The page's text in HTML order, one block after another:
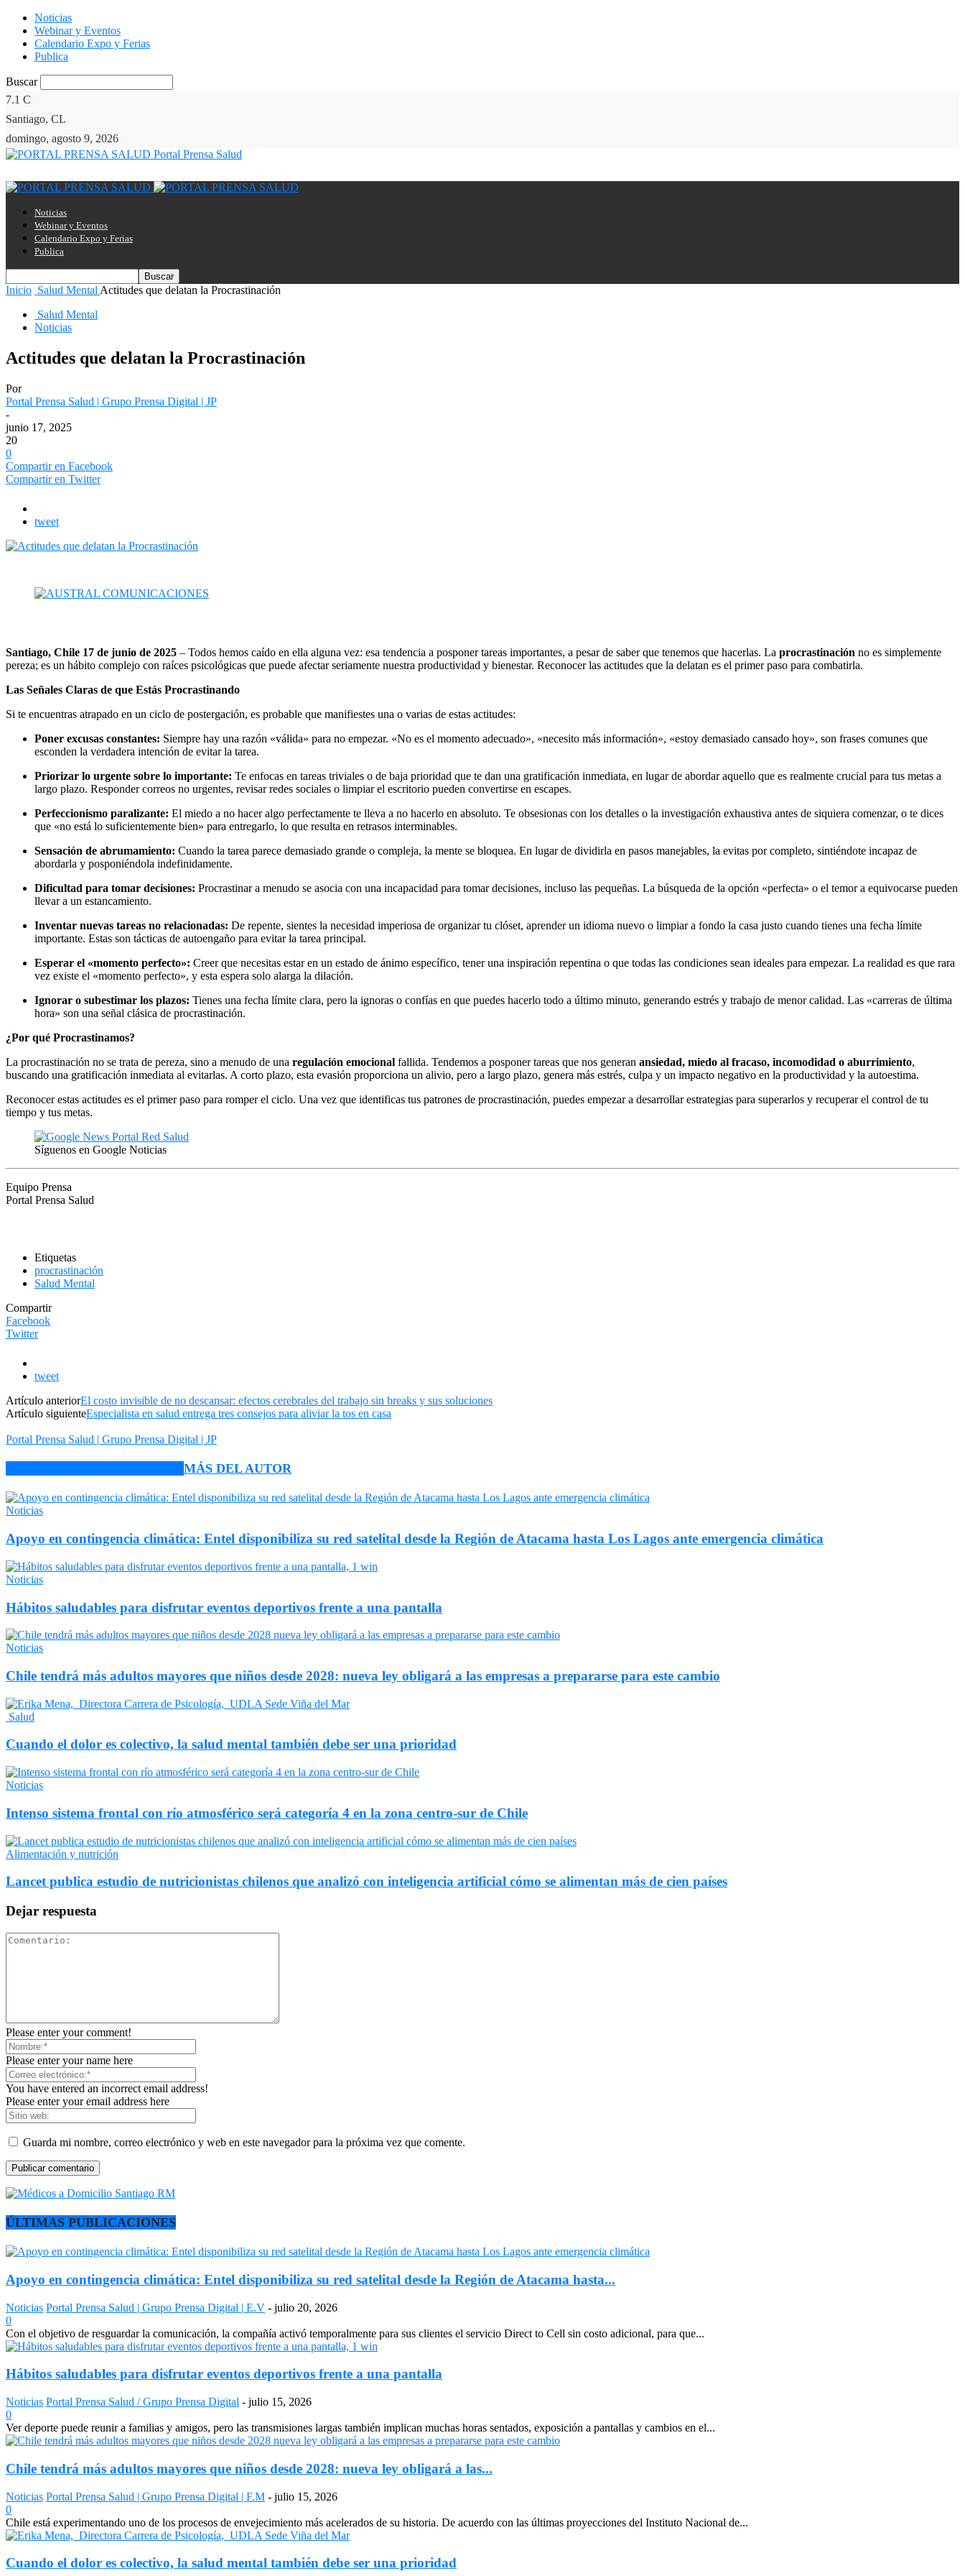
Noticias
Webinar y Eventos
Calendario Expo y Ferias
Publica
Buscar
7.1 C
Santiago, CL
domingo, agosto 9, 2026
Portal Prensa Salud
Noticias
Webinar y Eventos
Calendario Expo y Ferias
Publica
Inicio Salud Mental Actitudes que delatan la Procrastinación
Salud Mental
Noticias
Actitudes que delatan la Procrastinación
Por
Portal Prensa Salud | Grupo Prensa Digital | JP
-
junio 17, 2025
20
0
Compartir en Facebook
Compartir en Twitter
tweet
Santiago, Chile 17 de junio de 2025 – Todos hemos caído en ella alguna vez: esa tendencia a posponer tareas importantes, a pesar de saber que tenemos que hacerlas. La procrastinación no es simplemente
pereza; es un hábito complejo con raíces psicológicas que puede afectar seriamente nuestra productividad y bienestar. Reconocer las actitudes que la delatan es el primer paso para combatirla.
Las Señales Claras de que Estás Procrastinando
Si te encuentras atrapado en un ciclo de postergación, es probable que manifiestes una o varias de estas actitudes:
Poner excusas constantes: Siempre hay una razón «válida» para no empezar. «No es el momento adecuado», «necesito más información», «estoy demasiado cansado hoy», son frases comunes que
esconden la verdadera intención de evitar la tarea.
Priorizar lo urgente sobre lo importante: Te enfocas en tareas triviales o de baja prioridad que te dan una gratificación inmediata, en lugar de abordar aquello que es realmente crucial para tus metas a
largo plazo. Responder correos no urgentes, revisar redes sociales o limpiar el escritorio pueden convertirse en escapes.
Perfeccionismo paralizante: El miedo a no hacer algo perfectamente te lleva a no hacerlo en absoluto. Te obsesionas con los detalles o la investigación exhaustiva antes de siquiera comenzar, o te dices
que «no está lo suficientemente bien» para entregarlo, lo que resulta en retrasos interminables.
Sensación de abrumamiento: Cuando la tarea parece demasiado grande o compleja, la mente se bloquea. En lugar de dividirla en pasos manejables, la evitas por completo, sintiéndote incapaz de
abordarla y posponiéndola indefinidamente.
Dificultad para tomar decisiones: Procrastinar a menudo se asocia con una incapacidad para tomar decisiones, incluso las pequeñas. La búsqueda de la opción «perfecta» o el temor a equivocarse pueden
llevar a un estancamiento.
Inventar nuevas tareas no relacionadas: De repente, sientes la necesidad imperiosa de organizar tu clóset, aprender un idioma nuevo o limpiar a fondo la casa justo cuando tienes una fecha límite
importante. Estas son tácticas de autoengaño para evitar la tarea principal.
Esperar el «momento perfecto»: Creer que necesitas estar en un estado de ánimo específico, tener una inspiración repentina o que todas las condiciones sean ideales para empezar. La realidad es que rara
vez existe el «momento perfecto», y esta espera solo alarga la dilación.
Ignorar o subestimar los plazos: Tienes una fecha límite clara, pero la ignoras o confías en que puedes hacerlo todo a último minuto, generando estrés y trabajo de menor calidad. Las «carreras de última
hora» son una señal clásica de procrastinación.
¿Por qué Procrastinamos?
La procrastinación no se trata de pereza, sino a menudo de una regulación emocional fallida. Tendemos a posponer tareas que nos generan ansiedad, miedo al fracaso, incomodidad o aburrimiento,
buscando una gratificación inmediata al evitarlas. A corto plazo, esta evasión proporciona un alivio, pero a largo plazo, genera más estrés, culpa y un impacto negativo en la productividad y la autoestima.
Reconocer estas actitudes es el primer paso para romper el ciclo. Una vez que identificas tus patrones de procrastinación, puedes empezar a desarrollar estrategias para superarlos y recuperar el control de tu
tiempo y tus metas.
Síguenos en Google Noticias
Equipo Prensa
Portal Prensa Salud
Etiquetas
procrastinación
Salud Mental
Compartir
Facebook
Twitter
tweet
Artículo anteriorEl costo invisible de no descansar: efectos cerebrales del trabajo sin breaks y sus soluciones
Artículo siguienteEspecialista en salud entrega tres consejos para aliviar la tos en casa
Portal Prensa Salud | Grupo Prensa Digital | JP
MÁS DEL AUTOR
Noticias
Apoyo en contingencia climática: Entel disponibiliza su red satelital desde la Región de Atacama hasta Los Lagos ante emergencia climática
Noticias
Hábitos saludables para disfrutar eventos deportivos frente a una pantalla
Noticias
Chile tendrá más adultos mayores que niños desde 2028: nueva ley obligará a las empresas a prepararse para este cambio
Salud
Cuando el dolor es colectivo, la salud mental también debe ser una prioridad
Noticias
Intenso sistema frontal con río atmosférico será categoría 4 en la zona centro-sur de Chile
Alimentación y nutrición
Lancet publica estudio de nutricionistas chilenos que analizó con inteligencia artificial cómo se alimentan más de cien países
Dejar respuesta
Please enter your comment!
Please enter your name here
You have entered an incorrect email address!
Please enter your email address here
Guarda mi nombre, correo electrónico y web en este navegador para la próxima vez que comente.
ÚLTIMAS PUBLICACIONES
Apoyo en contingencia climática: Entel disponibiliza su red satelital desde la Región de Atacama hasta...
Noticias Portal Prensa Salud | Grupo Prensa Digital | E.V - julio 20, 2026
0
Con el objetivo de resguardar la comunicación, la compañía activó temporalmente para sus clientes el servicio Direct to Cell sin costo adicional, para que...
Hábitos saludables para disfrutar eventos deportivos frente a una pantalla
Noticias Portal Prensa Salud / Grupo Prensa Digital - julio 15, 2026
0
Ver deporte puede reunir a familias y amigos, pero las transmisiones largas también implican muchas horas sentados, exposición a pantallas y cambios en el...
Chile tendrá más adultos mayores que niños desde 2028: nueva ley obligará a las...
Noticias Portal Prensa Salud | Grupo Prensa Digital | F.M - julio 15, 2026
0
Chile está experimentando uno de los procesos de envejecimiento más acelerados de su historia. De acuerdo con las últimas proyecciones del Instituto Nacional de...
Cuando el dolor es colectivo, la salud mental también debe ser una prioridad